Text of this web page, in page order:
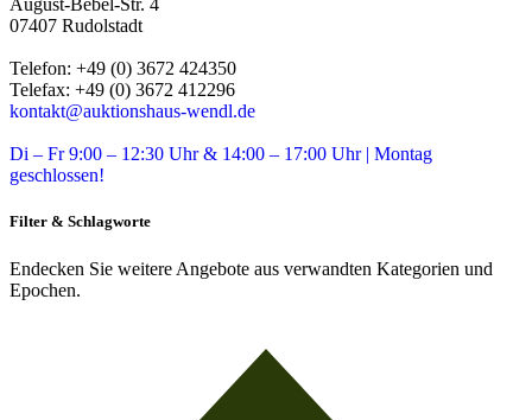
August-Bebel-Str. 4
07407 Rudolstadt
Telefon: +49 (0) 3672 424350
Telefax: +49 (0) 3672 412296
kontakt@auktionshaus-wendl.de
Di – Fr 9:00 – 12:30 Uhr & 14:00 – 17:00 Uhr | Montag
geschlossen!
Filter & Schlagworte
Endecken Sie weitere Angebote aus verwandten Kategorien und
Epochen.